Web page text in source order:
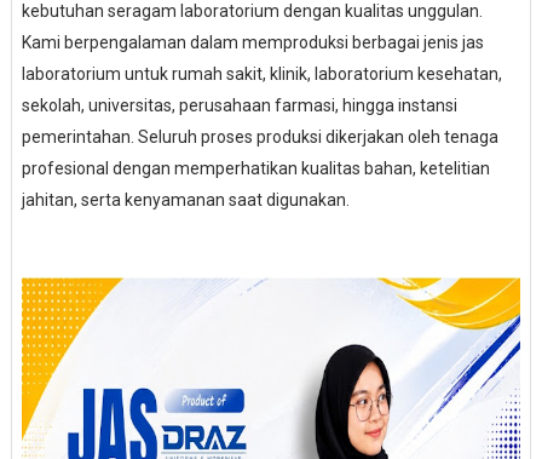
kebutuhan seragam laboratorium dengan kualitas unggulan.
Kami berpengalaman dalam memproduksi berbagai jenis jas
laboratorium untuk rumah sakit, klinik, laboratorium kesehatan,
sekolah, universitas, perusahaan farmasi, hingga instansi
pemerintahan. Seluruh proses produksi dikerjakan oleh tenaga
profesional dengan memperhatikan kualitas bahan, ketelitian
jahitan, serta kenyamanan saat digunakan.